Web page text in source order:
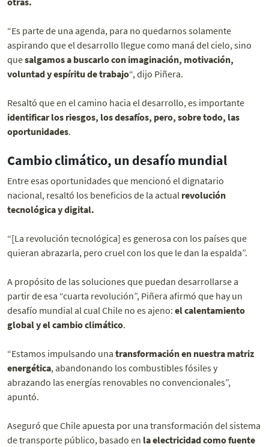
“Es parte de una agenda, para no quedarnos solamente
aspirando que el desarrollo llegue como maná del cielo, sino
quesalgamos a buscarlo con imaginación, motivación,
voluntad y espíritu de trabajo“, dijo Piñera.
Resaltó que en el camino hacia el desarrollo, es importante
identificar los riesgos, los desafíos, pero, sobre todo, las
oportunidades.
Cambio climático, un desafío mundial
Entre esas oportunidades que mencionó el dignatario
nacional, resaltó los beneficios de la actual revolución
tecnológica y digital.
“[La revolución tecnológica] es generosa con los países que
quieran abrazarla, pero cruel con los que le dan la espalda”.
A propósito de las soluciones que puedan desarrollarse a
partir de esa “cuarta revolución”, Piñera afirmó que hay un
desafío mundial al cual Chile no es ajeno: el calentamiento
global y el cambio climático.
“Estamos impulsando una transformación en nuestra matriz
energética, abandonando los combustibles fósiles y
abrazando las energías renovables no convencionales”,
apuntó.
Aseguró que Chile apuesta por una transformación del sistema
de transporte público, basado en la electricidad como fuente